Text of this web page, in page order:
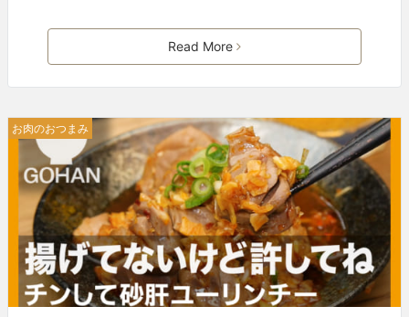
Read More
お肉のおつまみ